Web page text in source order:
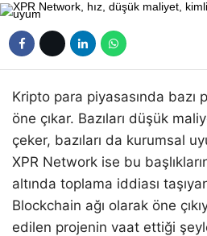
Kripto para piyasasında bazı
öne çıkar. Bazıları düşük
çeker, bazıları da kurumsal
XPR Network ise bu
altında toplama iddiası
Blockchain ağı olarak öne
edilen projenin vaat ettiği